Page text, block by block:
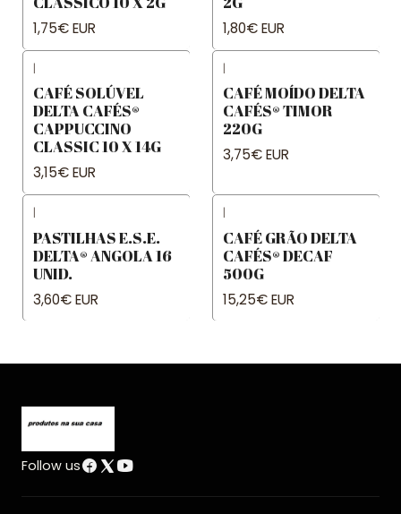
1,75€ EUR 1,80€ EUR
|
CAFÉ SOLÚVEL
DELTA CAFÉS®
CAPPUCCINO
CLASSIC 10 X 14G
3,15€ EUR
|
CAFÉ MOÍDO DELTA
CAFÉS® TIMOR
220G
3,75€ EUR
PASTILHAS E.S.E.
DELTA® ANGOLA 16
UNID.
3,60€ EUR
CAFÉ GRÃO DELTA
CAFÉS® DECAF
500G
15,25€ EUR
Follow us